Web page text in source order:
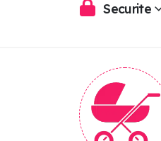
Securite